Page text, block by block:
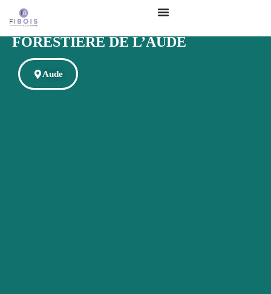
COSYLVA – COOPÉRATIVE
FORESTIÈRE DE L’AUDE
Aude